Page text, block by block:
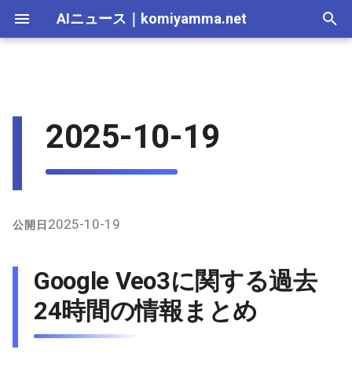
AIニュース komiyamma.net
a
l
2026-07-16
2026-07-12
AI 総合｜2025年 2025-12-30
2025-12-26
2026-07-16
2026-07-12
生成AI｜2025年 2025-12-30
2025-12-26
2026-07-05
2026-05-31
2026-07-10
2026-06-12
2026-07-05
2026-06-07
エディタ－｜2025年 2025-12-21
2025-11-30
2026-07-05
2026-06-07
2026-07-05
2026-06-07
MCP｜2025年 2025-12-21
2025-11-23
2026-07-16
2026-07-12
Nano Banana｜2025年 2025-12-30
2025-12-26
2026-07-05
2026-06-07
Adobe Firefly｜2025年 2025-12-21
2025-11-23
2026-07-05
2026-06-14
2026-07-05
2026-06-07
2026-07-16
2026-07-14
2026-07-12
2026-07-11
時間の情報まとめ
インターネット上のニュー
2026-07-05
2026-06-07
Suno｜2025年 2025-12-21
2026-07-15
2026-07-11
2026-07-04
2026-06-10
2026-07-04
2026-06-06
2026-07-15
2026-07-11
2026-07-05
2026-06-07
2025-10-19
公開日 2025-10-19
Google Veo3に関する過去
24時間の情報まとめ